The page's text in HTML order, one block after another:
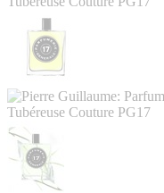
Tubéreuse Couture PG17